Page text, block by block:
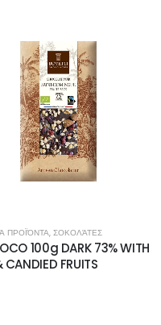
ΠΡΟΪΌΝΤΑ,ΣΟΚΟΛΆΤΕΣ
100g DARK 73% WITH
CANDIED FRUITS